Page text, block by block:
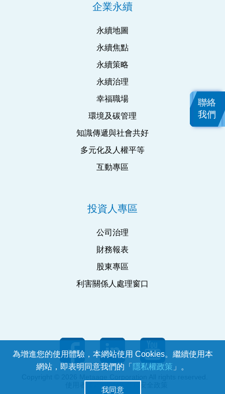
企業永續
永續地圖
永續焦點
永續策略
永續治理
幸福職場
環境及碳管理
知識傳遞與社會共好
多元化及人權平等
互動專區
投資人專區
公司治理
財務報表
股東專區
利害關係人處理窗口
ISMS 資通安全政策
為增進您的使用體驗，本網站使用 Cookies。繼續使用本
網站，即表明同意我們的「 隱私權政策 」。
我同意
聯絡
我們